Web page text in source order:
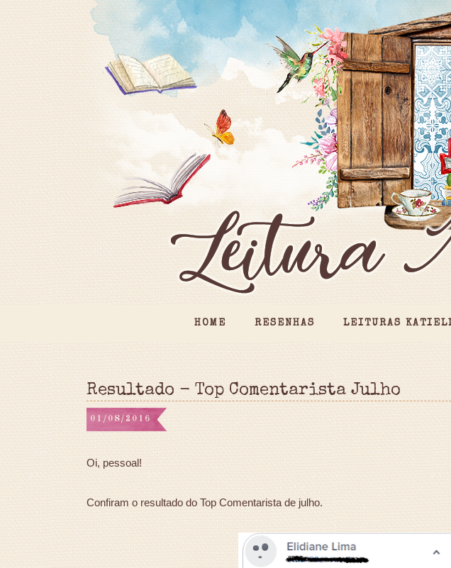
HOME RESENHAS LEITURAS
Resultado - Top Comentarista Julho
01/08/2016
Oi, pessoal!
Confiram o resultado do Top Comentarista de julho.